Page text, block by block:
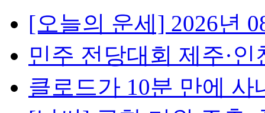
[오늘의 운세] 2026년
민주 전당대회 제주·인
클로드가 10분 만에 사